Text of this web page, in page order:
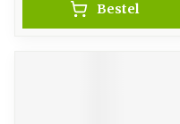
Bestel